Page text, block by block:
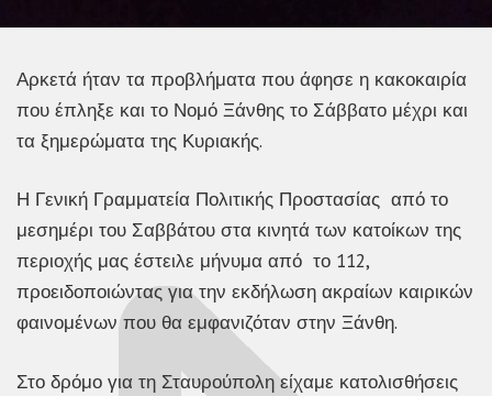
Αρκετά ήταν τα προβλήματα που άφησε η κακοκαιρία
που έπληξε και το Νομό Ξάνθης το Σάββατο μέχρι και
τα ξημερώματα της Κυριακής.
Η Γενική Γραμματεία Πολιτικής Προστασίας από το
μεσημέρι του Σαββάτου στα κινητά των κατοίκων της
περιοχής μας έστειλε μήνυμα από το 112,
προειδοποιώντας για την εκδήλωση ακραίων καιρικών
φαινομένων που θα εμφανιζόταν στην Ξάνθη.
Στο δρόμο για τη Σταυρούπολη είχαμε κατολισθήσεις